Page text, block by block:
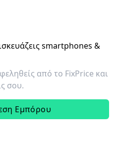
smartphones &
από το FixPrice και
σου.
Εμπόρου